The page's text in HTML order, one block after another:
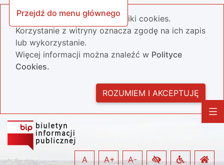
Przejdź do menu głównego
Nasza strona wykorzystuje pliki cookies.
Korzystanie z witryny oznacza zgodę na ich zapis
lub wykorzystanie.
Więcej informacji można znaleźć w Polityce
Cookies.
ROZUMIEM I AKCEPTUJĘ
A A+ A-